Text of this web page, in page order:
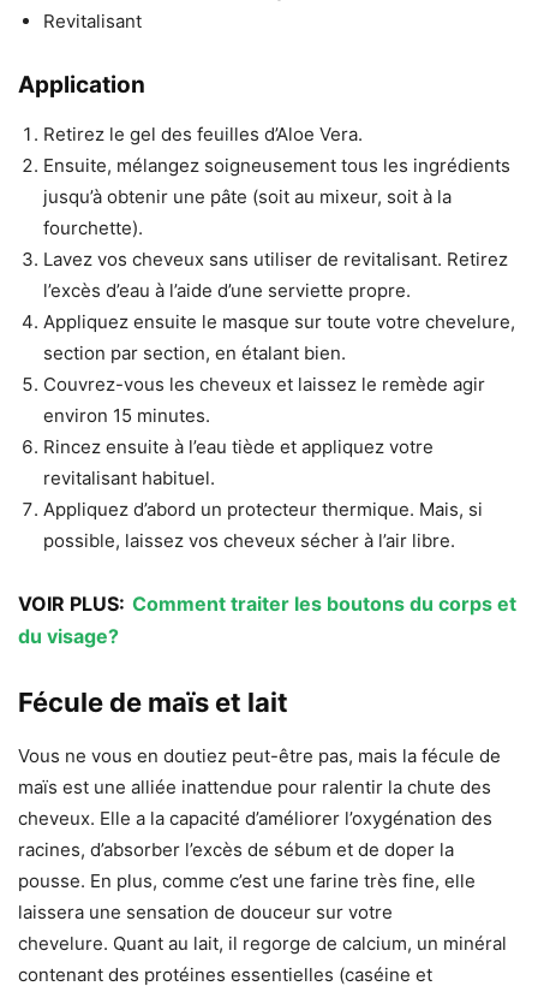
Revitalisant
Application
Retirez le gel des feuilles d’Aloe Vera.
Ensuite, mélangez soigneusement tous les ingrédients
jusqu’à obtenir une pâte (soit au mixeur, soit à la
fourchette).
Lavez vos cheveux sans utiliser de revitalisant. Retirez
l’excès d’eau à l’aide d’une serviette propre.
Appliquez ensuite le masque sur toute votre chevelure,
section par section, en étalant bien.
Couvrez-vous les cheveux et laissez le remède agir
environ 15 minutes.
Rincez ensuite à l’eau tiède et appliquez votre
revitalisant habituel.
Appliquez d’abord un protecteur thermique. Mais, si
possible, laissez vos cheveux sécher à l’air libre.
VOIR PLUS: Comment traiter les boutons du corps et
du visage?
Fécule de maïs et lait
Vous ne vous en doutiez peut-être pas, mais la fécule de
maïs est une alliée inattendue pour ralentir la chute des
cheveux. Elle a la capacité d’améliorer l’oxygénation des
racines, d’absorber l’excès de sébum et de doper la
pousse. En plus, comme c’est une farine très fine, elle
laissera une sensation de douceur sur votre
chevelure. Quant au lait, il regorge de calcium, un minéral
contenant des protéines essentielles (caséine et